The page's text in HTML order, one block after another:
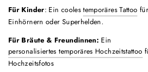
Für Kinder: Ein coolestemporäres Tattoo
Einhörnern oder Superhelden.
Für Bräute & Freundinnen: Ein
personalisiertes temporäres Hochzeitstattoo
Hochzeitsfotos